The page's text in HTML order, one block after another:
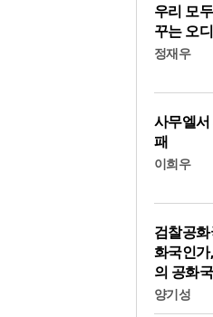
우리 모
꾸는 오
정재우
사무엘
패
이희우
검찰공
화국인
의 공화
양기성